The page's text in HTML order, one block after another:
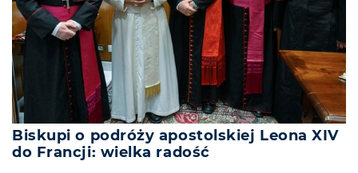
Biskupi o podróży apostolskiej Leona XIV
do Francji: wielka radość